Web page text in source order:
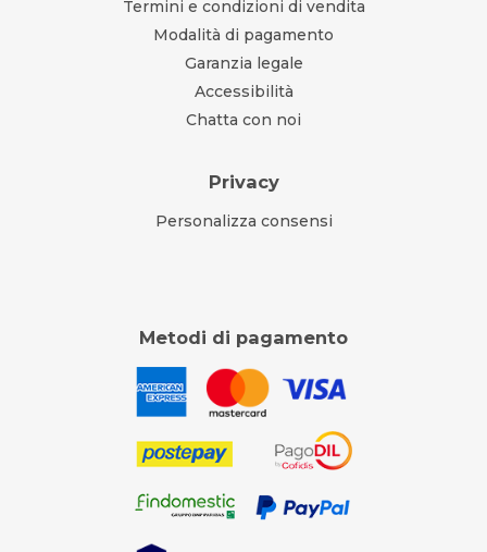
Termini e condizioni di vendita
Modalità di pagamento
Garanzia legale
Accessibilità
Chatta con noi
Privacy
Personalizza consensi
Metodi di pagamento